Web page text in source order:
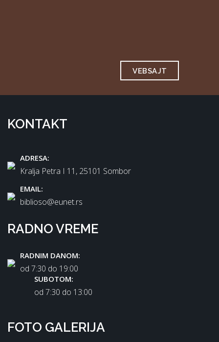
VEBSAJT
KONTAKT
ADRESA:
Kralja Petra I 11, 25101 Sombor
EMAIL:
biblioso@eunet.rs
RADNO VREME
RADNIM DANOM:
od 7:30 dо 19:00
SUBOTOM:
od 7:30 dо 13:00
FOTO GALERIJA